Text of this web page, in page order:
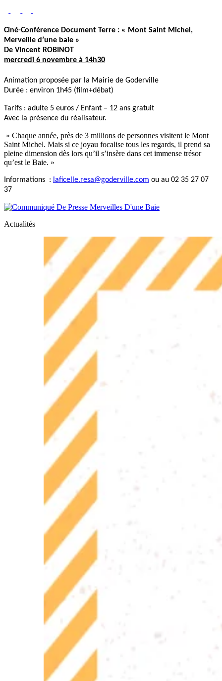
Ciné-Conférence Document Terre : « Mont Saint Michel,
Merveille d’une baie »
De Vincent ROBINOT
mercredi 6 novembre à 14h30
Animation proposée par la Mairie de Goderville
Durée : environ 1h45 (film+débat)
Tarifs : adulte 5 euros / Enfant – 12 ans gratuit
Avec la présence du réalisateur.
» Chaque année, près de 3 millions de personnes visitent le Mont
Saint Michel. Mais si ce joyau focalise tous les regards, il prend sa
pleine dimension dès lors qu’il s’insère dans cet immense trésor
qu’est le Baie. »
Informations : laficelle.resa@goderville.com ou au 02 35 27 07
37
Actualités